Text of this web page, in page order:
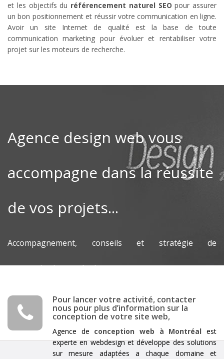
et les objectifs du référencement naturel SEO pour assurer
un bon positionnement et réussir votre communication en ligne.
Avoir un site Internet de qualité est la base de toute
communication marketing pour évoluer et rentabiliser votre
projet sur les moteurs de recherche.
Agence design web vous
accompagne dans la réussite
de vos projets...
Accompagnement, conseils et stratégie de
communication marketing.
Pour lancer votre activité, contacter
nous pour plus d’information sur la
conception de votre site web,
Agence de conception web à Montréal est
experte en webdesign et développe des solutions
sur mesure adaptées a chaque domaine et